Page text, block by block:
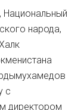
Национальный
народа,
с
директором